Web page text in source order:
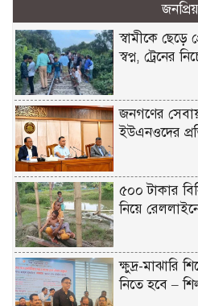
জনপ্রিয়
স্বামীকে ছেড়ে
স্বপ্ন, ট্রেনের
জনগণের
ইউএনওদের
৫০০ টাকার
নিয়ে
ক্ষুদ্র-মাঝারি
নিতে হবে –